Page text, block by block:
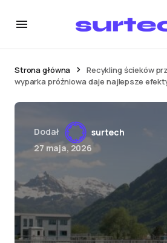
Strona główna
Recykling ścieków
wyparka próżniowa daje najlepsze
Dodał
surtech
27 maja, 2026